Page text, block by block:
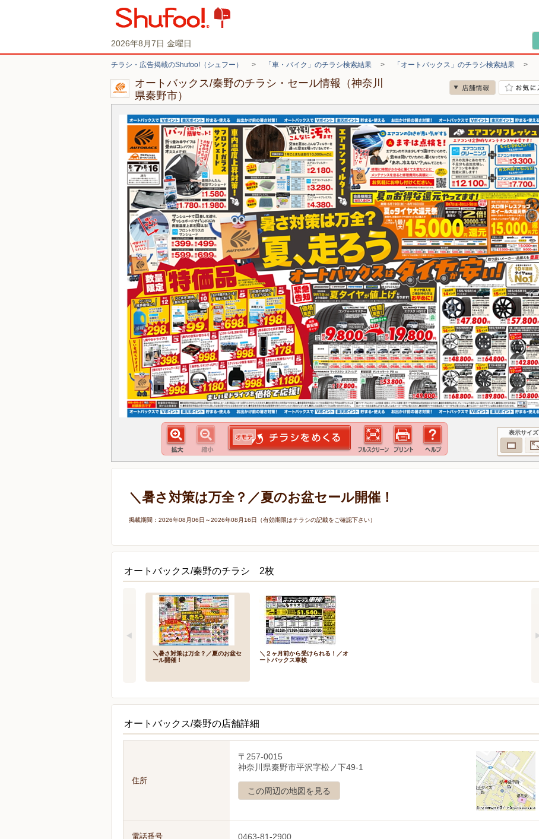
2026年8月7日 金曜日
チラシ・広告掲載のShufoo!（シュフー） > 「車・バイク」のチラシ検索結果 > 「オートバックス」のチラシ検索結果 >
オートバックス/秦野のチラシ・セール情報（神奈川
県秦野市）
表示サイズ
＼暑さ対策は万全？／夏のお盆セール開催！
掲載期間：2026年08月06日～2026年08月16日（有効期限はチラシの記載をご確認下さい）
オートバックス/秦野のチラシ 2枚
＼暑さ対策は万全？／夏のお盆セ
ール開催！
＼２ヶ月前から受けられる！／オ
ートバックス車検
オートバックス/秦野の店舗詳細
住所
〒257-0015
神奈川県秦野市平沢字松ノ下49-1
この周辺の地図を見る
電話番号 0463-81-2900